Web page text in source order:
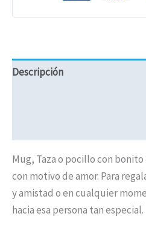
Descripción
Mug, Taza o pocillo con
con motivo de amor. Para
y amistad o en cualquier
hacia esa persona tan especial.